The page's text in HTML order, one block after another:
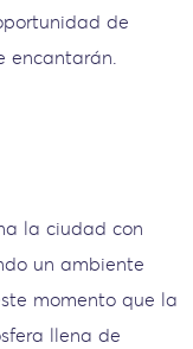
de
encantarán.
la ciudad con
un ambiente
momento que la
llena de